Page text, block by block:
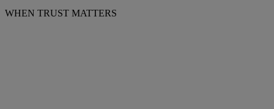
WHEN TRUST MATTERS